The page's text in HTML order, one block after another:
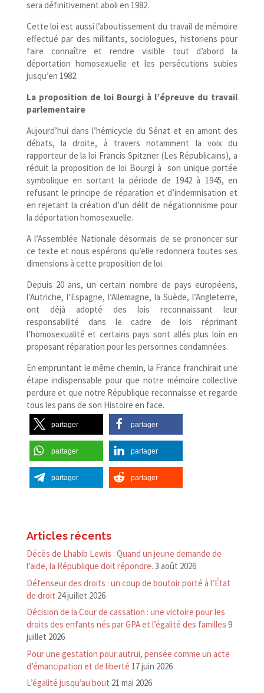
sera définitivement aboli en 1982.
Cette loi est aussi l’aboutissement du travail de mémoire
effectué par des militants, sociologues, historiens pour
faire connaître et rendre visible tout d’abord la
déportation homosexuelle et les persécutions subies
jusqu’en 1982.
La proposition de loi Bourgi à l’épreuve du travail
parlementaire
Aujourd’hui dans l’hémicycle du Sénat et en amont des
débats, la droite, à travers notamment la voix du
rapporteur de la loi Francis Spitzner (Les Républicains), a
réduit la proposition de loi Bourgi à son unique portée
symbolique en sortant la période de 1942 à 1945, en
refusant le principe de réparation et d’indemnisation et
en rejetant la création d’un délit de négationnisme pour
la déportation homosexuelle.
A l’Assemblée Nationale désormais de se prononcer sur
ce texte et nous espérons qu’elle redonnera toutes ses
dimensions à cette proposition de loi.
Depuis 20 ans, un certain nombre de pays européens,
l’Autriche, l’Espagne, l’Allemagne, la Suède, l’Angleterre,
ont déjà adopté des lois reconnaissant leur
responsabilité dans le cadre de lois réprimant
l’homosexualité et certains pays sont allés plus loin en
proposant réparation pour les personnes condamnées.
En empruntant le même chemin, la France franchirait une
étape indispensable pour que notre mémoire collective
perdure et que notre République reconnaisse et regarde
tous les pans de son Histoire en face.
partager partager
partager partager
partager partager
Articles récents
Décès de Lhabib Lewis : Quand un jeune demande de
l’aide, la République doit répondre. 3 août 2026
Défenseur des droits : un coup de boutoir porté à l’État
de droit 24 juillet 2026
Décision de la Cour de cassation : une victoire pour les
droits des enfants nés par GPA et l’égalité des familles 9
juillet 2026
Pour une gestation pour autrui, pensée comme un acte
d’émancipation et de liberté 17 juin 2026
L’égalité jusqu’au bout 21 mai 2026